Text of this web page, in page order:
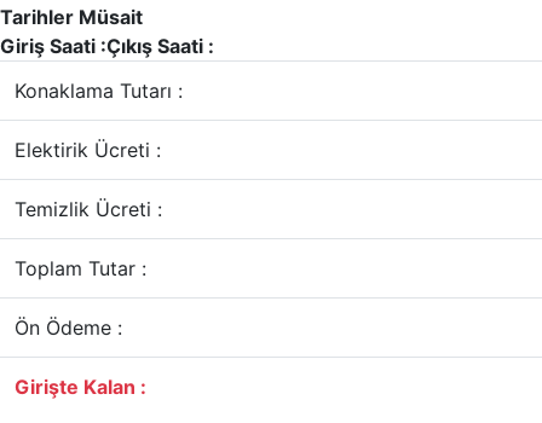
Tarihler Müsait
Giriş Saati :Çıkış Saati :
Konaklama Tutarı :
Elektirik Ücreti :
Temizlik Ücreti :
Toplam Tutar :
Ön Ödeme :
Girişte Kalan :